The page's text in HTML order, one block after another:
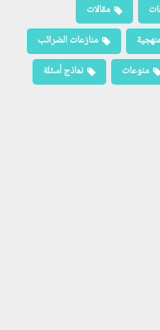
مقالات
منازعات الضرائب
منوعات
نماذج أسئلة